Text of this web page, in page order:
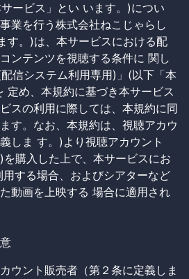
ービス」とい います。)につい
業を行う株式会社ねこじゃらし
す。)は、本サービスにおける配
ンテンツを視聴する条件に 関し
信システム利用専用)」(以下「本
定め、本規約に基づき本サービス
スの利用に際しては、本規約に同
す。なお、本規約は、視聴アカウ
しま す。)より視聴アカウント
購入した上で、本サービスにお
する場合、およびシアターなど
動画を上映する 場合に適用され
ウント販売者（第２条に定義しま